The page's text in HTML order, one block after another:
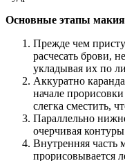
Основные этапы
Прежде чем
расчесать брови,
укладывая их по
Аккуратно
начале
слегка сместить,
Параллельно
очерчивая
Внутренняя часть
прорисовывается